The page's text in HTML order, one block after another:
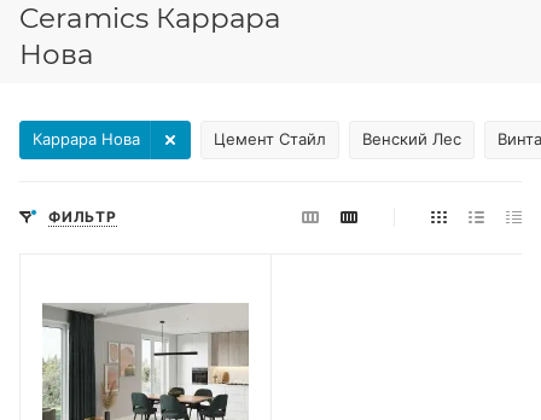
Ceramics Каррара
Нова
Цемент Стайл Венский Лес
Каррара Нова
ФИЛЬТР